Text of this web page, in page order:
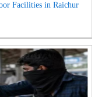
Facilities in Raichur